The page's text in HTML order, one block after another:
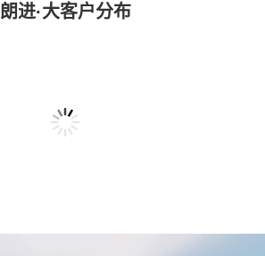
朗进·大客户分布